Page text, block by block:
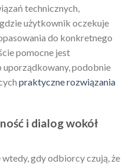
technicznych,
użytkownik oczekuje
do konkretnego
pomocne jest
podobnie
praktyczne rozwiązania
i dialog wokół
gdy odbiorcy czują, że